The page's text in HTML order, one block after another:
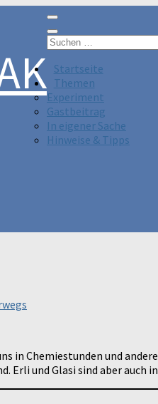
Suchen
Startseite
Themen
Experiment
Gastbeitrag
In eigener Sache
Hinweise & Tipps
in Chemiestunden und
Erli und Glasi sind aber